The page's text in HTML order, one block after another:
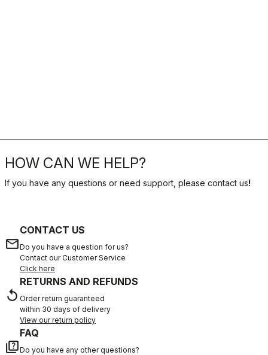
HOW CAN WE HELP?
If you have any questions or need support, please contact us!
email
CONTACT US
Do you have a question for us?
Contact our Customer Service
Click here
replay
RETURNS AND REFUNDS
Order return guaranteed
within 30 days of delivery
View our return policy
quiz
FAQ
Do you have any other questions?